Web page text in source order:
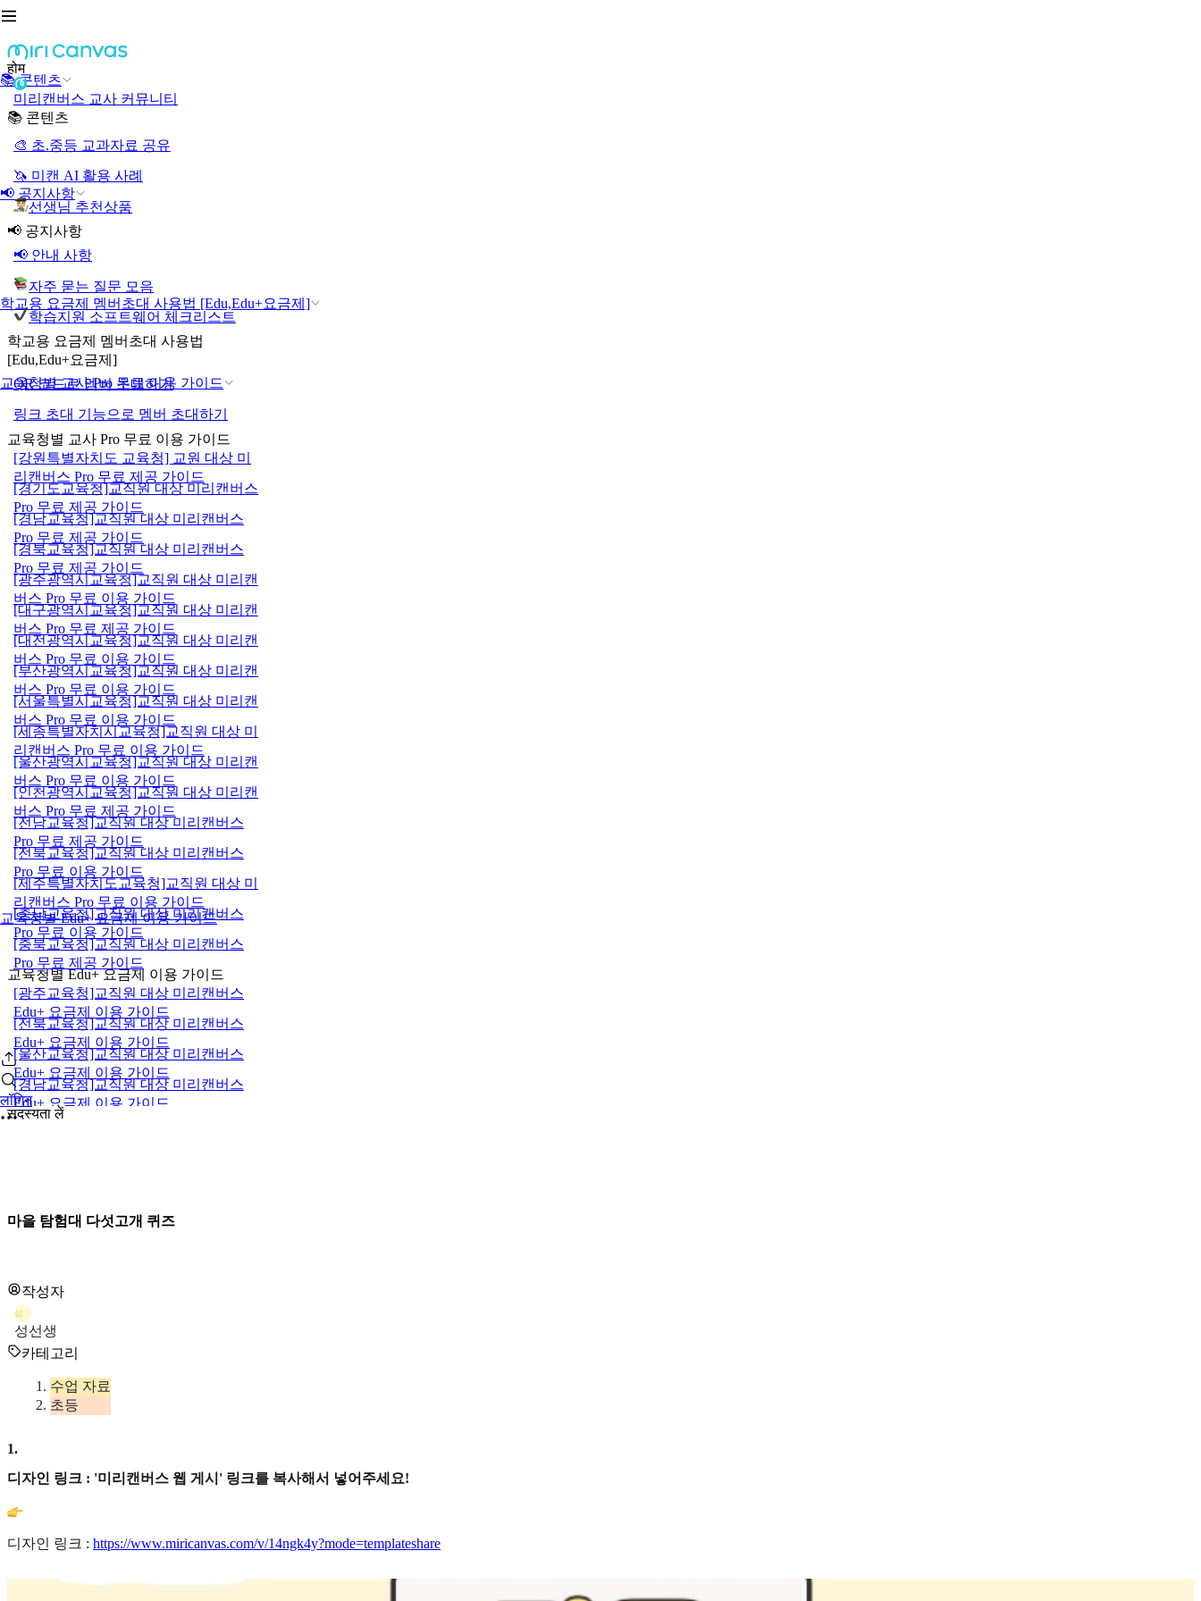
📚 콘텐츠
📢 공지사항
학교용 요금제 멤버초대 사용법 [Edu,Edu+요금제]
교육청별 교사 Pro 무료 이용 가이드
교육청별 Edu+ 요금제 이용 가이드
लॉगिन
होम
미리캔버스 교사 커뮤니티
📚 콘텐츠
🎨 초.중등 교과자료 공유
🦄 미캔 AI 활용 사례
선생님 추천상품
📢 공지사항
📢 안내 사항
자주 묻는 질문 모음
학습지원 소프트웨어 체크리스트
학교용 요금제 멤버초대 사용법
[Edu,Edu+요금제]
QR 코드로 멤버 초대하기
링크 초대 기능으로 멤버 초대하기
교육청별 교사 Pro 무료 이용 가이드
[강원특별자치도 교육청] 교원 대상 미
리캔버스 Pro 무료 제공 가이드
[경기도교육청]교직원 대상 미리캔버스
Pro 무료 제공 가이드
[경남교육청]교직원 대상 미리캔버스
Pro 무료 제공 가이드
[경북교육청]교직원 대상 미리캔버스
Pro 무료 제공 가이드
[광주광역시교육청]교직원 대상 미리캔
버스 Pro 무료 이용 가이드
[대구광역시교육청]교직원 대상 미리캔
버스 Pro 무료 제공 가이드
[대전광역시교육청]교직원 대상 미리캔
버스 Pro 무료 이용 가이드
[부산광역시교육청]교직원 대상 미리캔
버스 Pro 무료 이용 가이드
[서울특별시교육청]교직원 대상 미리캔
버스 Pro 무료 이용 가이드
[세종특별자치시교육청]교직원 대상 미
리캔버스 Pro 무료 이용 가이드
[울산광역시교육청]교직원 대상 미리캔
버스 Pro 무료 이용 가이드
[인천광역시교육청]교직원 대상 미리캔
버스 Pro 무료 제공 가이드
[전남교육청]교직원 대상 미리캔버스
Pro 무료 제공 가이드
[전북교육청]교직원 대상 미리캔버스
Pro 무료 이용 가이드
[제주특별자치도교육청]교직원 대상 미
리캔버스 Pro 무료 이용 가이드
[충남교육청]교직원 대상 미리캔버스
Pro 무료 이용 가이드
[충북교육청]교직원 대상 미리캔버스
Pro 무료 제공 가이드
교육청별 Edu+ 요금제 이용 가이드
[광주교육청]교직원 대상 미리캔버스
Edu+ 요금제 이용 가이드
[전북교육청]교직원 대상 미리캔버스
Edu+ 요금제 이용 가이드
[울산교육청]교직원 대상 미리캔버스
Edu+ 요금제 이용 가이드
[경남교육청]교직원 대상 미리캔버스
Edu+ 요금제 이용 가이드
सदस्यता लें
마을 탐험대 다섯고개 퀴즈
작성자
성
성선생
카테고리
수업 자료
초등
1.
디자인 링크 : '미리캔버스 웹 게시' 링크를 복사해서 넣어주세요!
디자인 링크 : https://www.miricanvas.com/v/14ngk4y?mode=templateshare